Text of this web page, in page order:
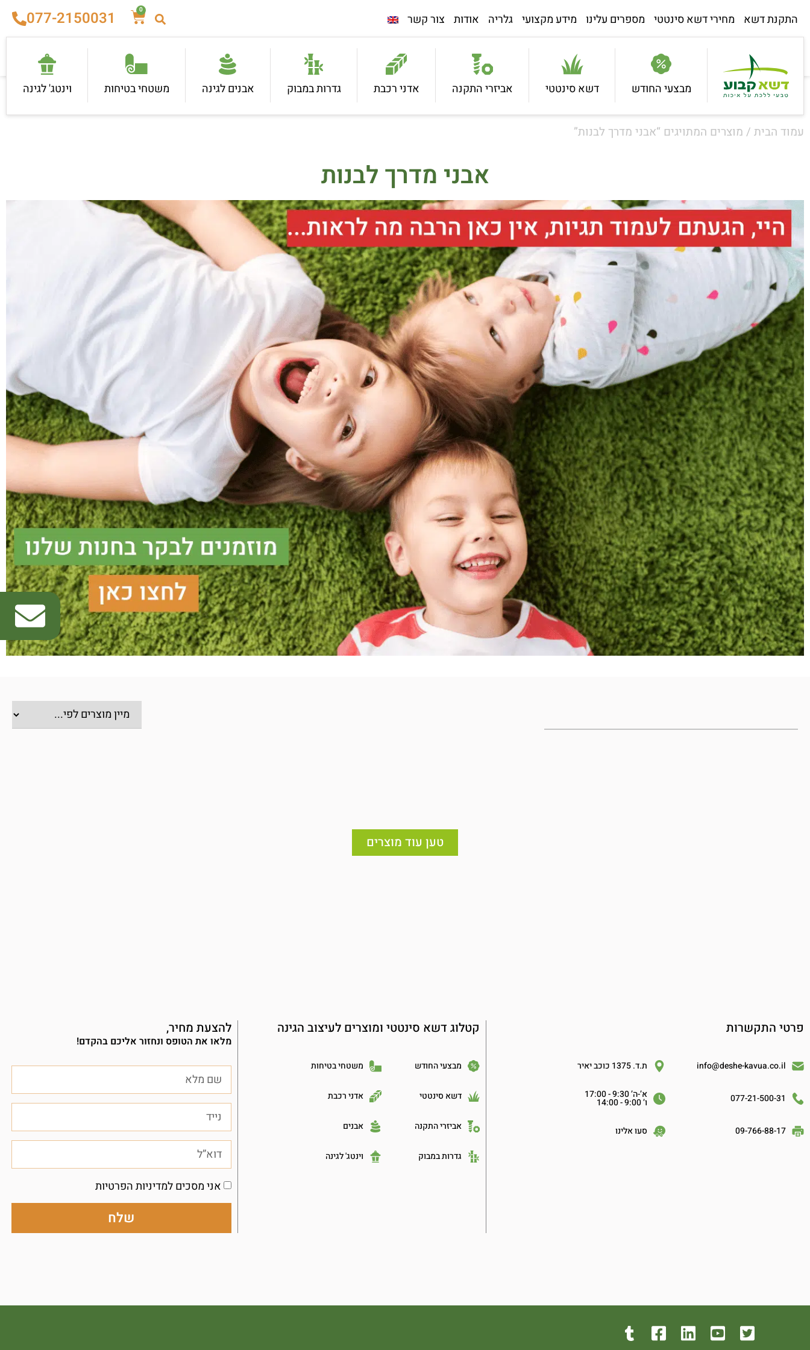
התקנת דשא מחירי דשא סינטטי מספרים עלינו מידע מקצועי גלריה אודות צור קשר
0
077-2150031
מבצעי החודש דשא סינטטי אביזרי התקנה אדני רכבת גדרות במבוק אבנים לגינה משטחי בטיחות וינטג' לגינה
עמוד הבית / מוצרים המתויגים “אבני מדרך לבנות”
אבני מדרך לבנות
טען עוד מוצרים
פרטי התקשרות
info@deshe-kavua.co.il ת.ד. 1375 כוכב יאיר
077-21-500-31 א’-ה’ 9:30 - 17:00
ו’ 9:00 - 14:00
09-766-88-17 סעו אלינו
קטלוג דשא סינטטי ומוצרים לעיצוב הגינה
מבצעי החודש משטחי בטיחות
דשא סינטטי אדני רכבת
אביזרי התקנה אבנים
גדרות במבוק וינטג' לגינה
להצעת מחיר,
מלאו את הטופס ונחזור אליכם בהקדם!
אני מסכים למדיניות הפרטיות
שלח